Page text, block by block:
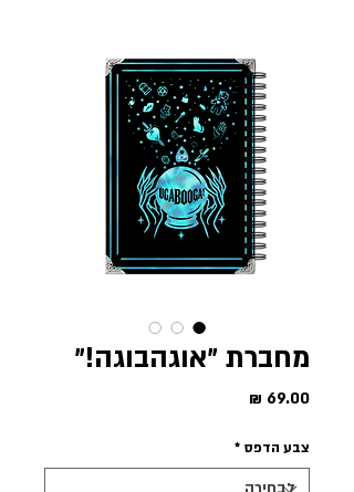
מחברת ״אוגהבוגה!״
צבע הדפס *